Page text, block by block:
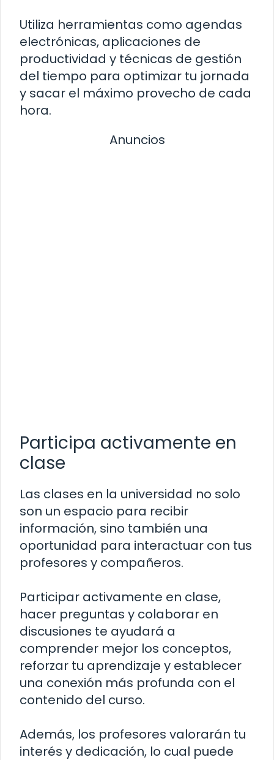
Utiliza herramientas como agendas
electrónicas, aplicaciones de
productividad y técnicas de gestión
del tiempo para optimizar tu jornada
y sacar el máximo provecho de cada
hora.
Anuncios
Participa activamente en
clase
Las clases en la universidad no solo
son un espacio para recibir
información, sino también una
oportunidad para interactuar con tus
profesores y compañeros.
Participar activamente en clase,
hacer preguntas y colaborar en
discusiones te ayudará a
comprender mejor los conceptos,
reforzar tu aprendizaje y establecer
una conexión más profunda con el
contenido del curso.
Además, los profesores valorarán tu
interés y dedicación, lo cual puede